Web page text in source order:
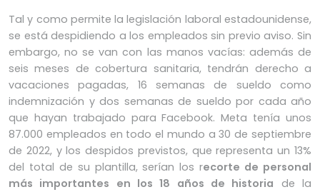
Tal y como permite la legislación laboral estadounidense,
se está despidiendo a los empleados sin previo aviso. Sin
embargo, no se van con las manos vacías: además de
seis meses de cobertura sanitaria, tendrán derecho a
vacaciones pagadas, 16 semanas de sueldo como
indemnización y dos semanas de sueldo por cada año
que hayan trabajado para Facebook. Meta tenía unos
87.000 empleados en todo el mundo a 30 de septiembre
de 2022, y los despidos previstos, que representa un 13%
del total de su plantilla, serían los recorte de personal
más importantes en los 18 años de historia de la